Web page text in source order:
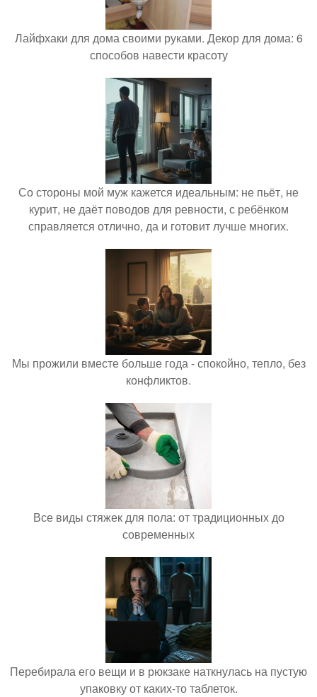
Лайфхаки для дома своими руками. Декор для дома: 6
способов навести красоту
Со стороны мой муж кажется идеальным: не пьёт, не
курит, не даёт поводов для ревности, с ребёнком
справляется отлично, да и готовит лучше многих.
Мы прожили вместе больше года - спокойно, тепло, без
конфликтов.
Все виды стяжек для пола: от традиционных до
современных
Перебирала его вещи и в рюкзаке наткнулась на пустую
упаковку от каких-то таблеток.